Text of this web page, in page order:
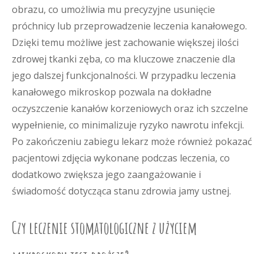
obrazu, co umożliwia mu precyzyjne usunięcie
próchnicy lub przeprowadzenie leczenia kanałowego.
Dzięki temu możliwe jest zachowanie większej ilości
zdrowej tkanki zęba, co ma kluczowe znaczenie dla
jego dalszej funkcjonalności. W przypadku leczenia
kanałowego mikroskop pozwala na dokładne
oczyszczenie kanałów korzeniowych oraz ich szczelne
wypełnienie, co minimalizuje ryzyko nawrotu infekcji.
Po zakończeniu zabiegu lekarz może również pokazać
pacjentowi zdjęcia wykonane podczas leczenia, co
dodatkowo zwiększa jego zaangażowanie i
świadomość dotycząca stanu zdrowia jamy ustnej.
Czy leczenie stomatologiczne z użyciem